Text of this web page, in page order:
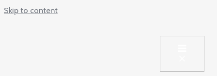
Skip to content